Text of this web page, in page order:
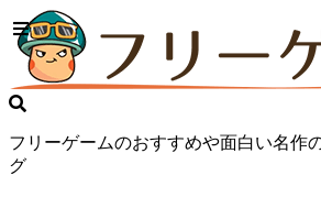
フリーゲームのおすすめや面白い名作
グ